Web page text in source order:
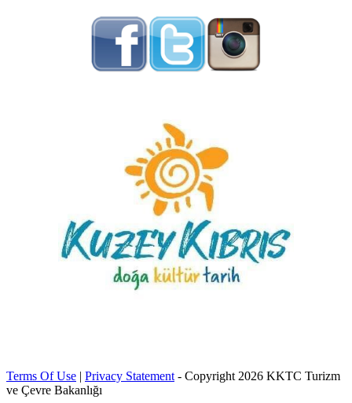
Terms Of Use | Privacy Statement - Copyright 2026 KKTC Turizm
ve Çevre Bakanlığı